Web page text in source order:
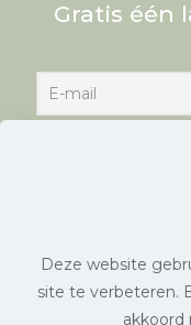
Gratis één
© Eten met
Deze website
site te verbeteren.
akkoord